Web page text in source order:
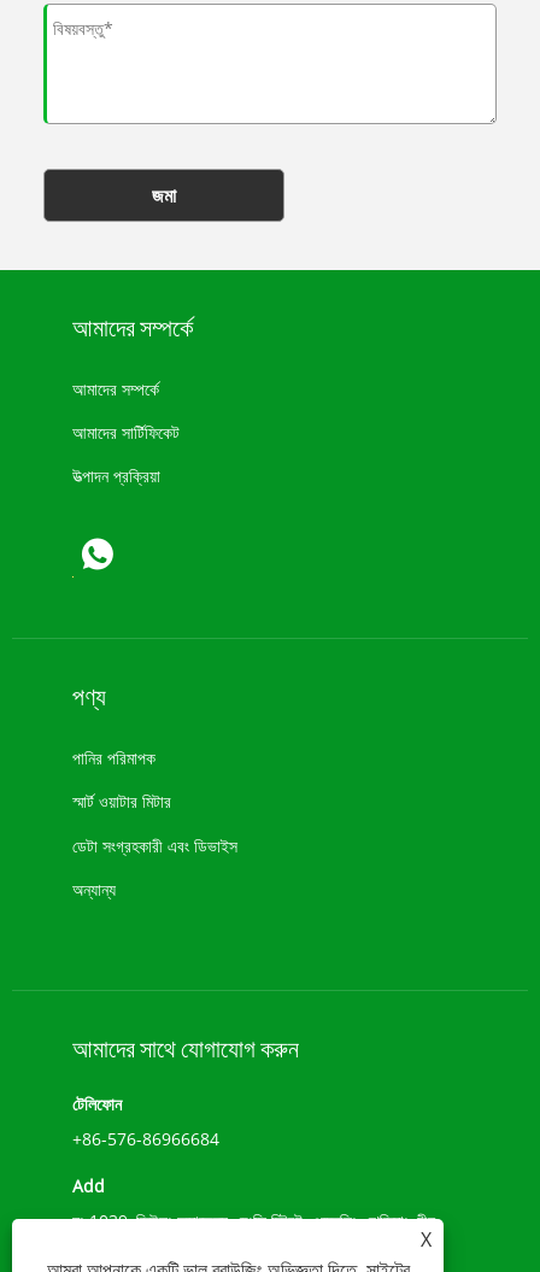
জমা
আমাদের সম্পর্কে
আমাদের সম্পর্কে
আমাদের সার্টিফিকেট
উত্পাদন প্রক্রিয়া
পণ্য
পানির পরিমাপক
স্মার্ট ওয়াটার মিটার
ডেটা সংগ্রহকারী এবং ডিভাইস
অন্যান্য
আমাদের সাথে যোগাযোগ করুন
টেলিফোন
+86-576-86966684
Add
নং 1039, জিউলং অ্যাভেন্যু, চেংক্সি স্ট্রিট, ওয়েনলিং, ঝেজিয়াং, চীন
X